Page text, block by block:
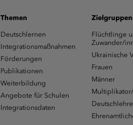
Themen
Deutschlernen
Integrationsmaßnahmen
Förderungen
Publikationen
Weiterbildung
Angebote für Schulen
Integrationsdaten
Zielgruppen
Flüchtlinge
Zuwander/
Ukrainische
Frauen
Männer